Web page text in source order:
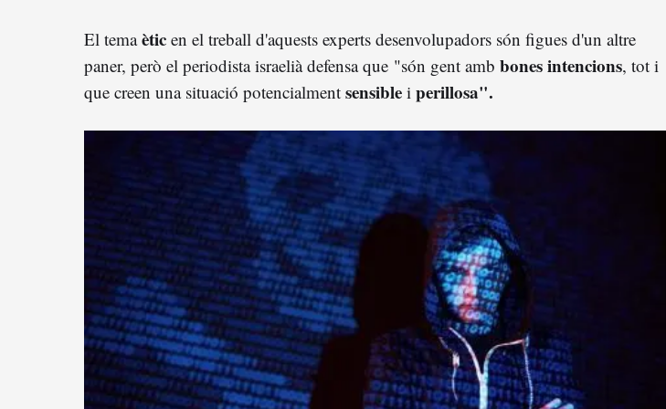
El temaètic en el treball d'aquests experts desenvolupadors són figues d'un altre
paner, però el periodista israelià defensa que "són gent amb bones intencions, tot i
que creen una situació potencialment sensible i perillosa".